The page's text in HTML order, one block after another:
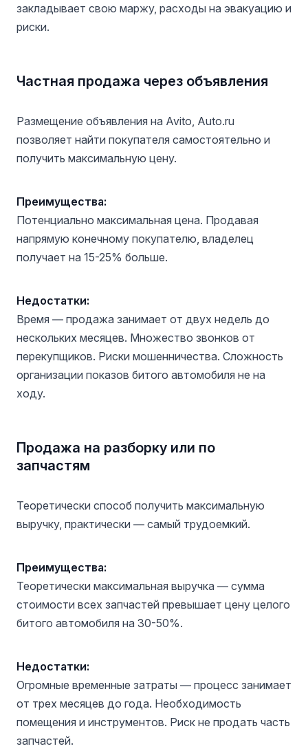
закладывает свою маржу, расходы на эвакуацию и
риски.
Частная продажа через объявления
Размещение объявления на Avito, Auto.ru
позволяет найти покупателя самостоятельно и
получить максимальную цену.
Преимущества:
Потенциально максимальная цена. Продавая
напрямую конечному покупателю, владелец
получает на 15-25% больше.
Недостатки:
Время — продажа занимает от двух недель до
нескольких месяцев. Множество звонков от
перекупщиков. Риски мошенничества. Сложность
организации показов битого автомобиля не на
ходу.
Продажа на разборку или по
запчастям
Теоретически способ получить максимальную
выручку, практически — самый трудоемкий.
Преимущества:
Теоретически максимальная выручка — сумма
стоимости всех запчастей превышает цену целого
битого автомобиля на 30-50%.
Недостатки:
Огромные временные затраты — процесс занимает
от трех месяцев до года. Необходимость
помещения и инструментов. Риск не продать часть
запчастей.